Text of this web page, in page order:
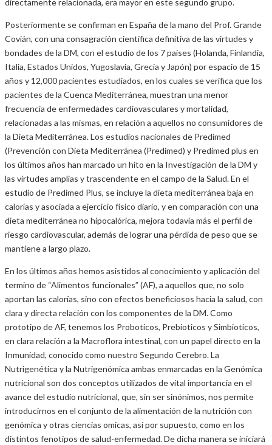
directamente relacionada, era mayor en este segundo grupo.
Posteriormente se confirman en España de la mano del Prof. Grande
Covián, con una consagración científica definitiva de las virtudes y
bondades de la DM, con el estudio de los 7 países (Holanda, Finlandia,
Italia, Estados Unidos, Yugoslavia, Grecia y Japón) por espacio de 15
años y 12,000 pacientes estudiados, en los cuales se verifica que los
pacientes de la Cuenca Mediterránea, muestran una menor
frecuencia de enfermedades cardiovasculares y mortalidad,
relacionadas a las mismas, en relación a aquellos no consumidores de
la Dieta Mediterránea. Los estudios nacionales de Predimed
(Prevención con Dieta Mediterránea (Predimed) y Predimed plus en
los últimos años han marcado un hito en la Investigación de la DM y
las virtudes amplias y trascendente en el campo de la Salud. En el
estudio de Predimed Plus, se incluye la dieta mediterránea baja en
calorías y asociada a ejercicio físico diario, y en comparación con una
dieta mediterránea no hipocalórica, mejora todavía más el perfil de
riesgo cardiovascular, además de lograr una pérdida de peso que se
mantiene a largo plazo.
En los últimos años hemos asistidos al conocimiento y aplicación del
termino de “Alimentos funcionales” (AF), a aquellos que, no solo
aportan las calorías, sino con efectos beneficiosos hacia la salud, con
clara y directa relación con los componentes de la DM. Como
prototipo de AF, tenemos los Proboticos, Prebioticos y Simbioticos,
en clara relación a la Macroflora intestinal, con un papel directo en la
Inmunidad, conocido como nuestro Segundo Cerebro. La
Nutrigenética y la Nutrigenómica ambas enmarcadas en la Genómica
nutricional son dos conceptos utilizados de vital importancia en el
avance del estudio nutricional, que, sin ser sinónimos, nos permite
introducirnos en el conjunto de la alimentación de la nutrición con
genómica y otras ciencias omicas, así por supuesto, como en los
distintos fenotipos de salud-enfermedad. De dicha manera se iniciará